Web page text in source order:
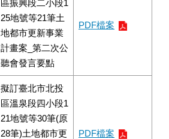
區振興段二小段1
25地號等21筆土
地都市更新事業
計畫案_第二次公
聽會發言要點
PDF檔案
擬訂臺北市北投
區溫泉段四小段1
21地號等30筆(原
28筆)土地都市更
PDF檔案